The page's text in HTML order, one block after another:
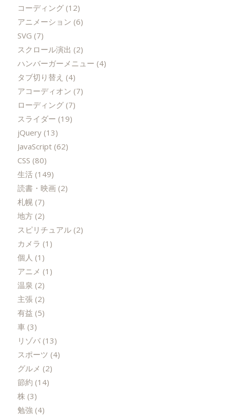
コーディング(12)
アニメーション (6)
SVG (7)
スクロール演出 (2)
ハンバーガーメニュー (4)
タブ切り替え (4)
アコーディオン (7)
ローディング(7)
スライダー (19)
jQuery(13)
JavaScript(62)
CSS (80)
生活(149)
読書・映画 (2)
札幌(7)
地方(2)
スピリチュアル(2)
カメラ (1)
個人 (1)
アニメ (1)
温泉 (2)
主張 (2)
有益 (5)
車(3)
リゾバ(13)
スポーツ (4)
グルメ (2)
節約 (14)
株(3)
勉強 (4)